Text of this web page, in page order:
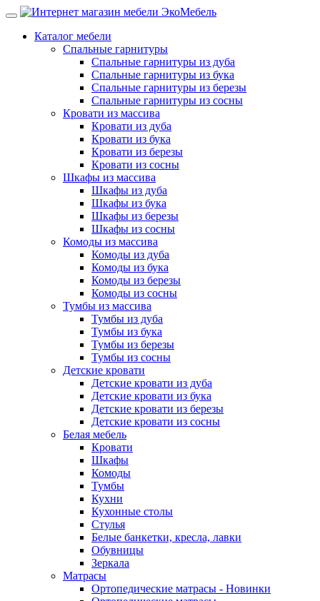
Каталог мебели
Спальные гарнитуры
Спальные гарнитуры из дуба
Спальные гарнитуры из бука
Спальные гарнитуры из березы
Спальные гарнитуры из сосны
Кровати из массива
Кровати из дуба
Кровати из бука
Кровати из березы
Кровати из сосны
Шкафы из массива
Шкафы из дуба
Шкафы из бука
Шкафы из березы
Шкафы из сосны
Комоды из массива
Комоды из дуба
Комоды из бука
Комоды из березы
Комоды из сосны
Тумбы из массива
Тумбы из дуба
Тумбы из бука
Тумбы из березы
Тумбы из сосны
Детские кровати
Детские кровати из дуба
Детские кровати из бука
Детские кровати из березы
Детские кровати из сосны
Белая мебель
Кровати
Шкафы
Комоды
Тумбы
Кухни
Кухонные столы
Стулья
Белые банкетки, кресла, лавки
Обувницы
Зеркала
Матрасы
Ортопедические матрасы - Новинки